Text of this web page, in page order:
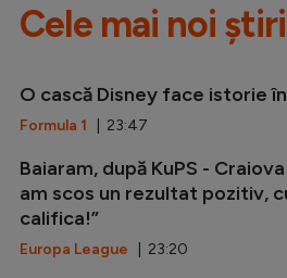
Cele mai noi știri
O cască Disney face istorie în
Formula 1 | 23:47
Baiaram, după KuPS - Craiova
am scos un rezultat pozitiv,
califica!”
Europa League | 23:20